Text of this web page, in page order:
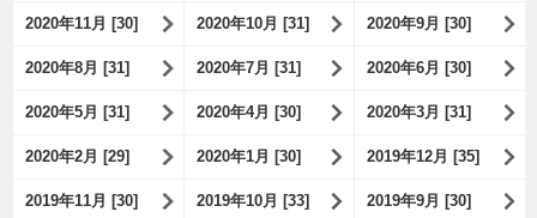
2020年11月 [30] 2020年10月 [31] 2020年9月 [30]
2020年8月 [31] 2020年7月 [31] 2020年6月 [30]
2020年5月 [31] 2020年4月 [30] 2020年3月 [31]
2020年2月 [29] 2020年1月 [30] 2019年12月 [35]
2019年11月 [30] 2019年10月 [33] 2019年9月 [30]